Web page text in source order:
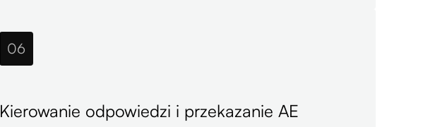
06
Kierowanie odpowiedzi i przekazanie AE